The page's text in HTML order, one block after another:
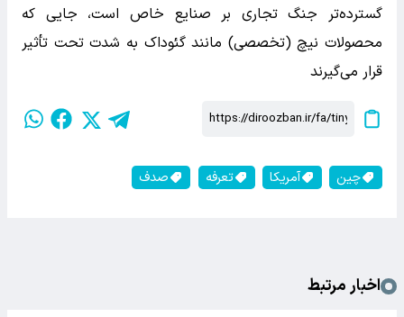
گسترده‌تر جنگ تجاری بر صنایع خاص است، جایی که
محصولات نیچ (تخصصی) مانند گئوداک به شدت تحت تأثیر
قرار می‌گیرند
چین آمریکا تعرفه صدف
اخبار مرتبط